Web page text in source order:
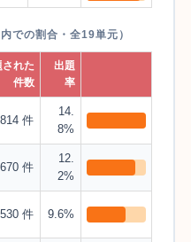
内での割合・全19単元）
れた
件数
出題
率
814 件
14.
8%
670 件
12.
2%
530 件 9.6%